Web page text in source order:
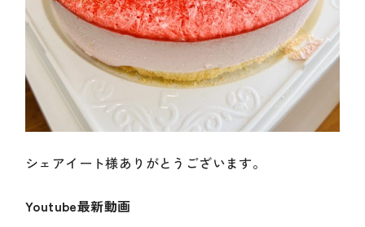
シェアイート様ありがとうございます。
Youtube最新動画